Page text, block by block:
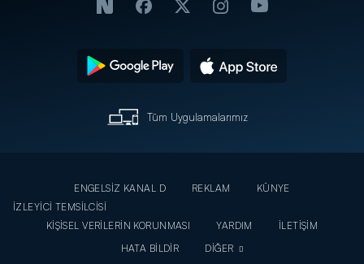
Tüm Uygulamalarımız
ENGELSİZ KANAL D REKLAM
KÜNYE
İZLEYİCİ TEMSİLCİSİ
KİŞİSEL VERİLERİN KORUNMASI
YARDIM
İLETİŞİM
HATA BİLDİR
DİĞER